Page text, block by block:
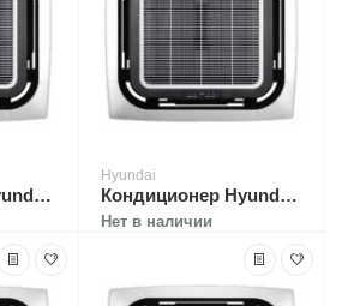
Кондиционер Hyundai H-ALT1-24H-UI031
Hyundai
Кондиционер Hyundai H-ALT1-36H-UI032
Нет в наличии